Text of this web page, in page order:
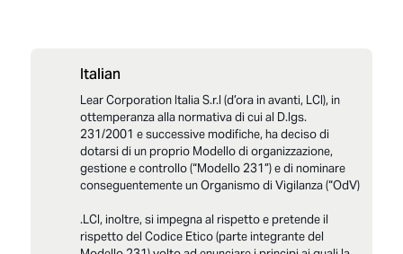
Italian
Lear Corporation Italia S.r.l (d’ora in avanti, LCI), in
ottemperanza alla normativa di cui al D.lgs.
231/2001 e successive modifiche, ha deciso di
dotarsi di un proprio Modello di organizzazione,
gestione e controllo (“Modello 231”) e di nominare
conseguentemente un Organismo di Vigilanza (“OdV)
.LCI, inoltre, si impegna al rispetto e pretende il
rispetto del Codice Etico (parte integrante del